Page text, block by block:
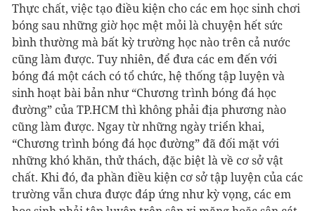
Thực chất, việc tạo điều kiện cho các em học sinh chơi
bóng sau những giờ học mệt mỏi là chuyện hết sức
bình thường mà bất kỳ trường học nào trên cả nước
cũng làm được. Tuy nhiên, để đưa các em đến với
bóng đá một cách có tổ chức, hệ thống tập luyện và
sinh hoạt bài bản như “Chương trình bóng đá học
đường” của TP.HCM thì không phải địa phương nào
cũng làm được. Ngay từ những ngày triển khai,
“Chương trình bóng đá học đường” đã đối mặt với
những khó khăn, thử thách, đặc biệt là về cơ sở vật
chất. Khi đó, đa phần điều kiện cơ sở tập luyện của các
trường vẫn chưa được đáp ứng như kỳ vọng, các em